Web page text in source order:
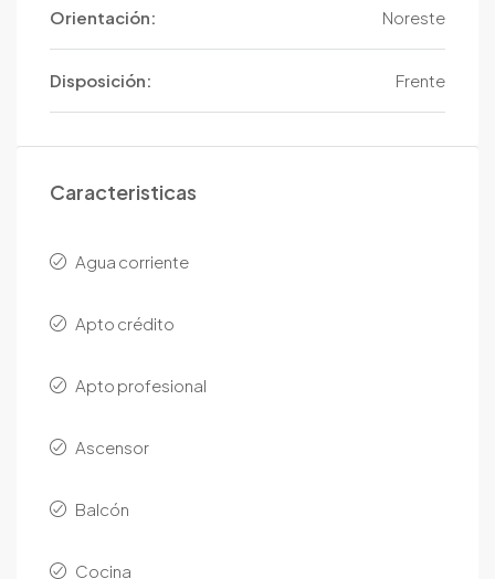
Orientación: Noreste
Disposición: Frente
Caracteristicas
Agua corriente
Apto crédito
Apto profesional
Ascensor
Balcón
Cocina